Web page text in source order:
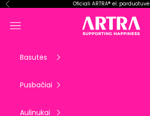
Pereiti prie turinio
Ankstesnis Oficiali ARTRA® el. parduotuvė
ARTRA EU
Meniu
Basutės
Pusbačiai
Aulinukai